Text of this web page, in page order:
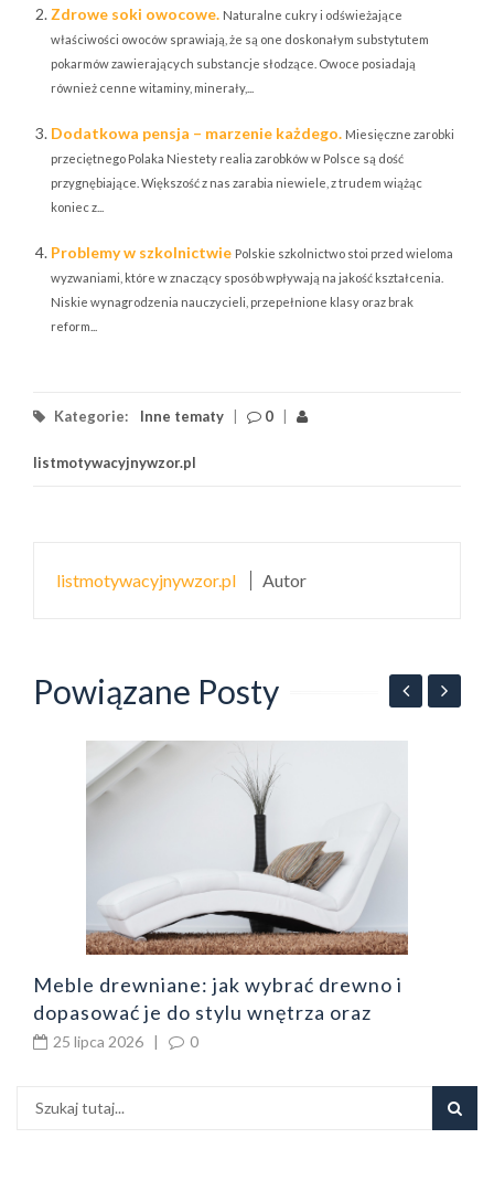
Zdrowe soki owocowe. Naturalne cukry i odświeżające
właściwości owoców sprawiają, że są one doskonałym substytutem
pokarmów zawierających substancje słodzące. Owoce posiadają
również cenne witaminy, minerały,...
Dodatkowa pensja – marzenie każdego. Miesięczne zarobki
przeciętnego Polaka Niestety realia zarobków w Polsce są dość
przygnębiające. Większość z nas zarabia niewiele, z trudem wiążąc
koniec z...
Problemy w szkolnictwie Polskie szkolnictwo stoi przed wieloma
wyzwaniami, które w znaczący sposób wpływają na jakość kształcenia.
Niskie wynagrodzenia nauczycieli, przepełnione klasy oraz brak
reform...
Kategorie: Inne tematy 0
listmotywacyjnywzor.pl
listmotywacyjnywzor.pl Autor
Powiązane Posty
Meble drewniane: jak wybrać drewno i
dopasować je do stylu wnętrza oraz
codziennego użytkowania
25 lipca 2026 | 0